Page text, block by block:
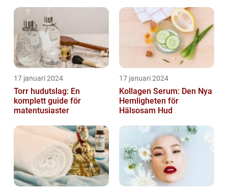
17 januari 2024
Torr hudutslag: En
komplett guide för
matentusiaster
17 januari 2024
Kollagen Serum: Den Nya
Hemligheten för
Hälsosam Hud